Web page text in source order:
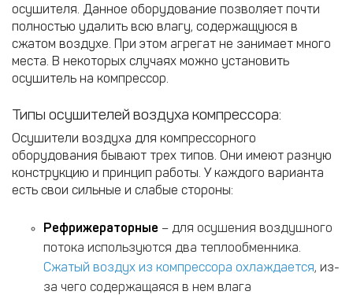
осушителя. Данное оборудование позволяет почти
полностью удалить всю влагу, содержащуюся в
сжатом воздухе. При этом агрегат не занимает много
места. В некоторых случаях можно установить
осушитель на компрессор.
Типы осушителей воздуха компрессора:
Осушители воздуха для компрессорного
оборудования бывают трех типов. Они имеют разную
конструкцию и принцип работы. У каждого варианта
есть свои сильные и слабые стороны:
Рефрижераторные – для осушения воздушного
потока используются два теплообменника.
Сжатый воздух из компрессора охлаждается, из-
за чего содержащаяся в нем влага